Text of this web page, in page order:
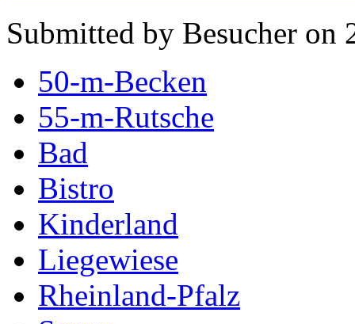
Submitted by Besucher
50-m-Becken
55-m-Rutsche
Bad
Bistro
Kinderland
Liegewiese
Rheinland-Pfalz